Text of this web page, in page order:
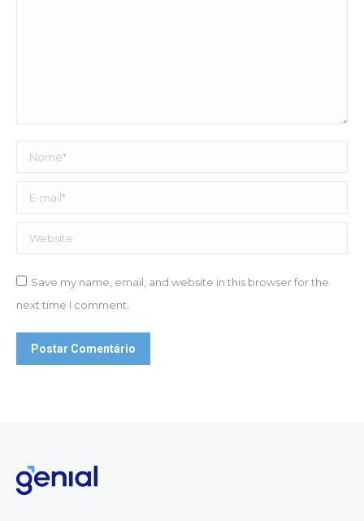
Nome *
E-mail *
Website
Save my name, email, and website in this browser for the
next time I comment.
Postar Comentário